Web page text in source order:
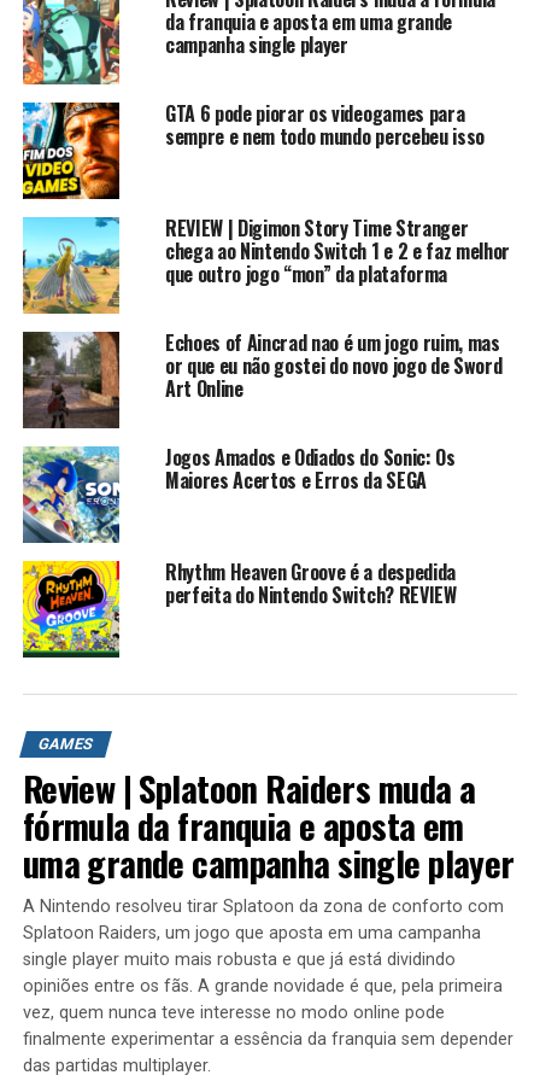
Contato Profissional: contato.roberto94@gmail.com
? #rkplay #historiasonic #sonic
Sonic.exe O inicio https://youtu.be/9zhpLnHeWUY
Sonic.exe 2 , o retorno https://youtu.be/IMQCsSsMt4Y
Sonic Fear https://youtu.be/UzaucXiLJOk
Sonic Fear 2 https://youtu.be/ZbDhbl0BHKg
Sunky the game https://youtu.be/vOd4W5m_4Bc
SUnky 2 a volta do ouriço zueiro
https://youtu.be/Vs69PW7gfeo
HISTORIA DE SONIC
Historia de Sonic 1 https://youtu.be/GzL9-XRMHwI
Historia de Sonic CD https://youtu.be/52ff02U8tnw
Sonic 1 e 2 do master system
https://youtu.be/LptAcsYlGSo
Sonic 3d Blast https://youtu.be/2MjgwZmMENI
https://youtu.be/KAvTxAo3b98
Sonic COLORS https://youtu.be/BqPqrhNcL3Y
SONIC GENERATIONS 3ds
https://youtu.be/25fivCNADXg
Sonic Lost world https://youtu.be/jnjiWVZm-RU
Shadow the hedgehog https://youtu.be/_DdntO7XCag
Tails adventure https://youtu.be/OQ6_Yt30j8A
LEGO SONIC https://youtu.be/tB-KqoCbVtE
Sonic Mania é um jogo eletrônico side-scrolling de
da franquia e aposta em uma grande
campanha single player
GTA 6 pode piorar os videogames para
sempre e nem todo mundo percebeu isso
REVIEW | Digimon Story Time Stranger
chega ao Nintendo Switch 1 e 2 e faz melhor
que outro jogo “mon” da plataforma
Echoes of Aincrad nao é um jogo ruim, mas
or que eu não gostei do novo jogo de Sword
Art Online
Jogos Amados e Odiados do Sonic: Os
Maiores Acertos e Erros da SEGA
Rhythm Heaven Groove é a despedida
perfeita do Nintendo Switch? REVIEW
GAMES
Review | Splatoon Raiders muda a
fórmula da franquia e aposta em
uma grande campanha single player
A Nintendo resolveu tirar Splatoon da zona de conforto com
Splatoon Raiders, um jogo que aposta em uma campanha
single player muito mais robusta e que já está dividindo
opiniões entre os fãs. A grande novidade é que, pela primeira
vez, quem nunca teve interesse no modo online pode
finalmente experimentar a essência da franquia sem depender
das partidas multiplayer.